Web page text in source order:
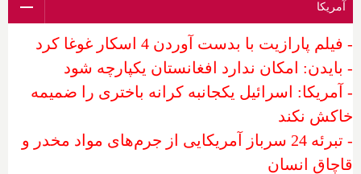
آمریکا
- فیلم پارازیت با بدست آوردن 4 اسکار غوغا کرد
- بایدن: امکان ندارد افغانستان یکپارچه شود
- آمریکا: اسرائیل یکجانبه کرانه باختری را ضمیمه
خاکش نکند
- تبرئه 24 سرباز آمریکایی از جرم‌های مواد مخدر و
قاچاق انسان